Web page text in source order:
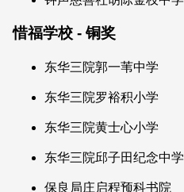
惜福学校 - 铜奖
东华三院郭一苇中学
东华三院罗裕积小学
东华三院黄士心小学
东华三院邱子田纪念中学
保良局庄启程预科书院